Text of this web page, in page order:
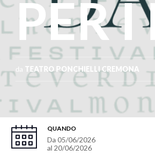
PER
da TEATRO PONCHIELLI CREMONA
QUANDO
Da 05/06/2026
al 20/06/2026